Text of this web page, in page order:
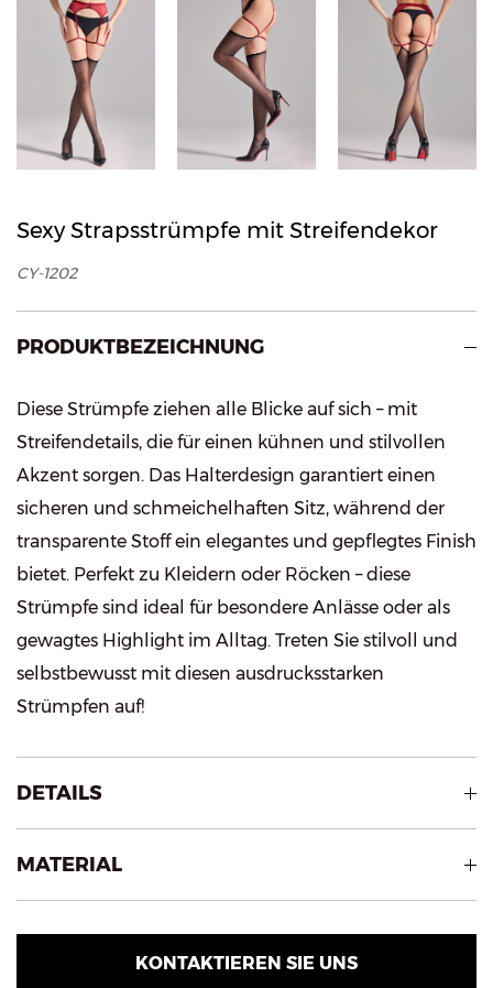
Sexy Strapsstrümpfe mit Streifendekor
CY-1202
PRODUKTBEZEICHNUNG
Diese Strümpfe ziehen alle Blicke auf sich – mit
Streifendetails, die für einen kühnen und stilvollen
Akzent sorgen. Das Halterdesign garantiert einen
sicheren und schmeichelhaften Sitz, während der
transparente Stoff ein elegantes und gepflegtes Finish
bietet. Perfekt zu Kleidern oder Röcken – diese
Strümpfe sind ideal für besondere Anlässe oder als
gewagtes Highlight im Alltag. Treten Sie stilvoll und
selbstbewusst mit diesen ausdrucksstarken
Strümpfen auf!
DETAILS
MATERIAL
KONTAKTIEREN SIE UNS